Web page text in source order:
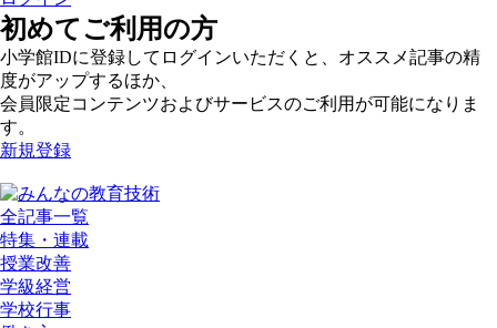
初めてご利用の方
小学館IDに登録してログインいただくと、オススメ記事の精
度がアップするほか、
会員限定コンテンツおよびサービスのご利用が可能になりま
す。
新規登録
全記事一覧
特集・連載
授業改善
学級経営
学校行事